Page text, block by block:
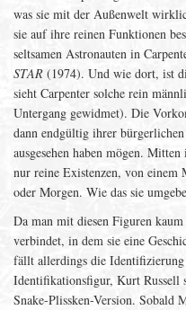
was sie mit der Außenwelt
sie auf ihre reinen Funktionen
seltsamen Astronauten in
STAR (1974). Und wie dort, ist
sieht Carpenter solche rein
Untergang gewidmet). Die
dann endgültig ihrer
ausgesehen haben mögen.
nur reine Existenzen, von einem
oder Morgen. Wie das sie
Da man mit diesen Figuren
verbindet, in dem sie eine
fällt allerdings die Identifizierung
Identifikationsfigur, Kurt Russell
Snake-Plissken-Version. Sobald